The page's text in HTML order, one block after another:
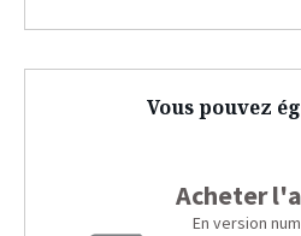
Vous pouvez
Acheter
En version